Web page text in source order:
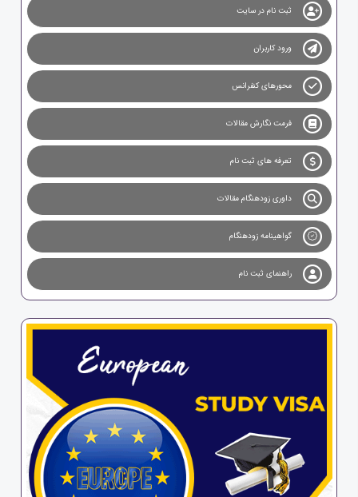
ثبت نام در سایت
ورود کاربران
محورهای کنفرانس
فرمت نگارش مقالات
تعرفه های ثبت نام
داوری زودهنگام مقالات
گواهینامه زودهنگام
راهنمای ثبت نام